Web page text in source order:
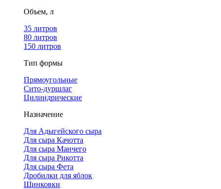
Объем, л
35 литров
80 литров
150 литров
Тип формы
Прямоугольные
Сито-дуршлаг
Цилиндрические
Назначение
Для Адыгейского сыра
Для сыра Качотта
Для сыра Манчего
Для сыра Рикотта
Для сыра Фета
Дробилки для яблок
Шинковки